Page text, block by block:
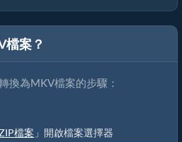
檔案？
換為MKV檔案的步驟：
檔案 」開啟檔案選擇器